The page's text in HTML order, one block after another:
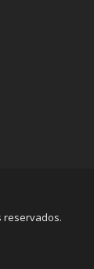
reservados.